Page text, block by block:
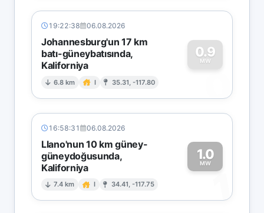
19:22:38 06.08.2026
Johannesburg'un 17 km
batı-güneybatısında,
Kaliforniya
6.8 km I 35.31, -117.80
0.9
MW
0
16:58:31 06.08.2026
Llano'nun 10 km güney-
güneydoğusunda,
Kaliforniya
7.4 km I 34.41, -117.75
1.0
MW
1